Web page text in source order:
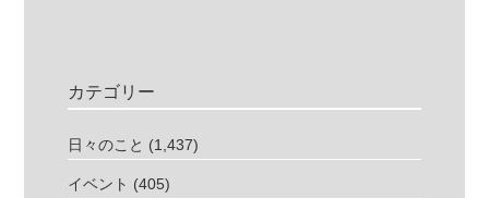
カテゴリー
日々のこと (1,437)
イベント (405)